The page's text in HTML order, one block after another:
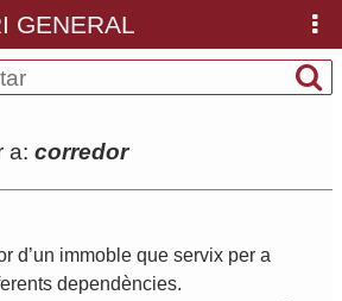
GENERAL
a: corredor
d’un immoble que servix per a
dependències.